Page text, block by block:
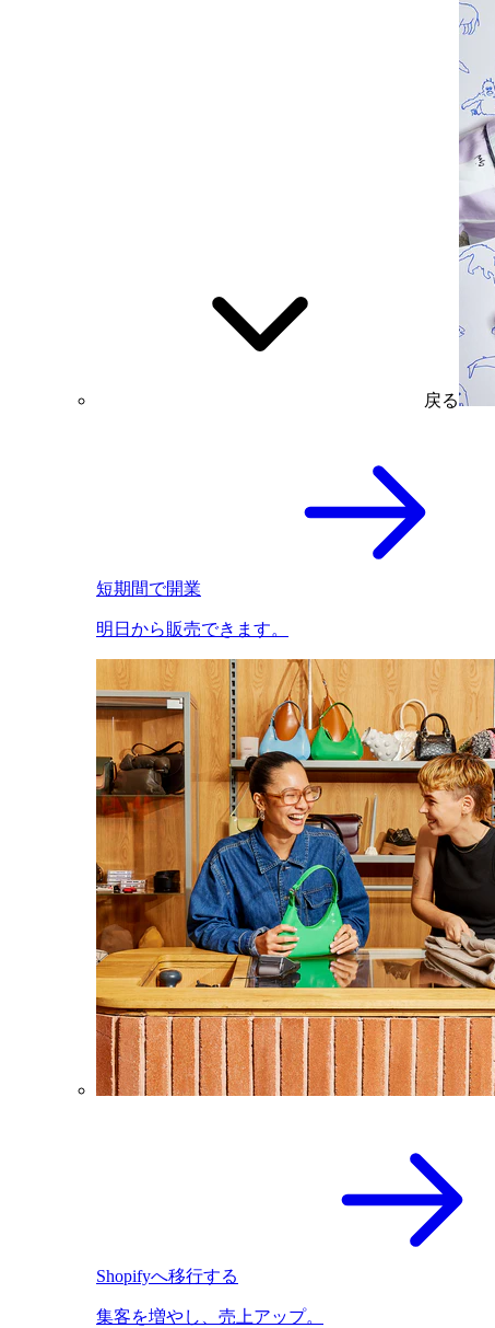
戻る
短期間で開業
明日から販売できます。
Shopifyへ移行する
集客を増やし、売上アップ。